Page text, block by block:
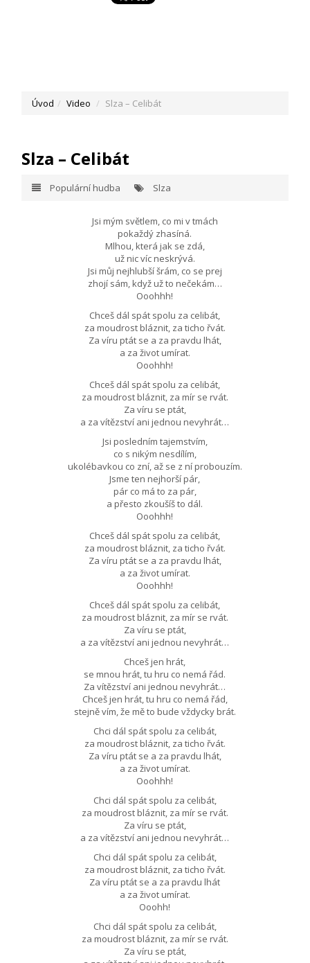
Úvod Video Slza – Celibát
Slza – Celibát
Populární hudba Slza
Jsi mým světlem, co mi v tmách
pokaždý zhasíná.
Mlhou, která jak se zdá,
už nic víc neskrývá.
Jsi můj nejhlubší šrám, co se prej
zhojí sám, když už to nečekám…
Ooohhh!
Chceš dál spát spolu za celibát,
za moudrost bláznit, za ticho řvát.
Za víru ptát se a za pravdu lhát,
a za život umírat.
Ooohhh!
Chceš dál spát spolu za celibát,
za moudrost bláznit, za mír se rvát.
Za víru se ptát,
a za vítězství ani jednou nevyhrát…
Jsi posledním tajemstvím,
co s nikým nesdílím,
ukolébavkou co zní, až se z ní probouzím.
Jsme ten nejhorší pár,
pár co má to za pár,
a přesto zkoušíš to dál.
Ooohhh!
Chceš dál spát spolu za celibát,
za moudrost bláznit, za ticho řvát.
Za víru ptát se a za pravdu lhát,
a za život umírat.
Ooohhh!
Chceš dál spát spolu za celibát,
za moudrost bláznit, za mír se rvát.
Za víru se ptát,
a za vítězství ani jednou nevyhrát…
Chceš jen hrát,
se mnou hrát, tu hru co nemá řád.
Za vítězství ani jednou nevyhrát…
Chceš jen hrát, tu hru co nemá řád,
stejně vím, že mě to bude vždycky brát.
Chci dál spát spolu za celibát,
za moudrost bláznit, za ticho řvát.
Za víru ptát se a za pravdu lhát,
a za život umírat.
Ooohhh!
Chci dál spát spolu za celibát,
za moudrost bláznit, za mír se rvát.
Za víru se ptát,
a za vítězství ani jednou nevyhrát…
Chci dál spát spolu za celibát,
za moudrost bláznit, za ticho řvát.
Za víru ptát se a za pravdu lhát
a za život umírat.
Ooohh!
Chci dál spát spolu za celibát,
za moudrost bláznit, za mír se rvát.
Za víru se ptát,